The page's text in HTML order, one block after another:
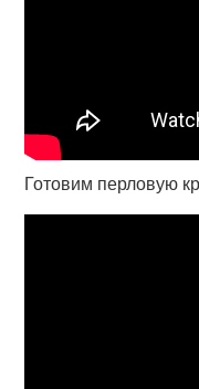
Готовим перловую